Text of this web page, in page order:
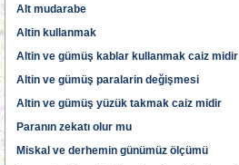
Alt mudarabe
Altin kullanmak
Altin ve gümüş kablar kullanmak caiz midir
Altin ve gümüş paralarin değişmesi
Altin ve gümüş yüzük takmak caiz midir
Paranın zekatı olur mu
Miskal ve derhemin günümüz ölçümü